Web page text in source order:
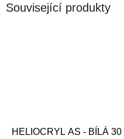
Související produkty
HELIOCRYL AS - BÍLÁ 30